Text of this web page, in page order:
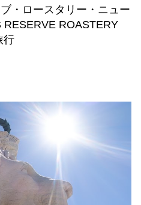
・ロースタリー・ニュー
RESERVE ROASTERY
行